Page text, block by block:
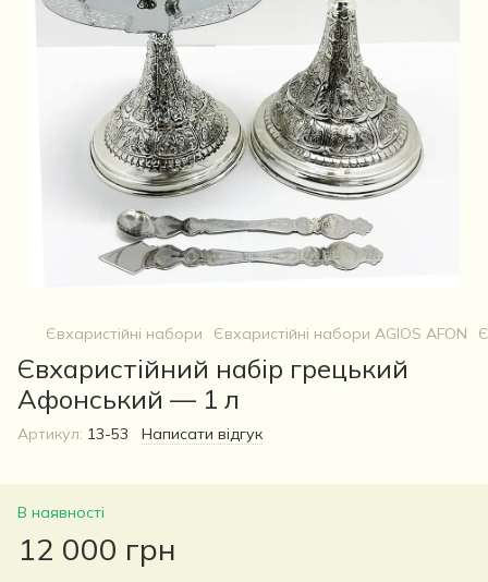
Євхаристійні набори Євхаристійні набори AGIOS AFON
Євхаристійний набір грецький
Афонський — 1 л
Артикул: 13-53 Написати відгук
В наявності
12 000 грн